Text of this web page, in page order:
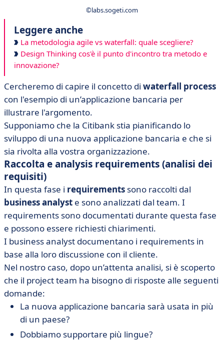
©labs.sogeti.com
Leggere anche
La metodologia agile vs waterfall: quale scegliere?
Design Thinking cos'è il punto d'incontro tra metodo e
innovazione?
Cercheremo di capire il concetto di waterfall process
con l'esempio di un’applicazione bancaria per
illustrare l'argomento.
Supponiamo che la Citibank stia pianificando lo
sviluppo di una nuova applicazione bancaria e che si
sia rivolta alla vostra organizzazione.
Raccolta e analysis requirements (analisi dei
requisiti)
In questa fase i requirements sono raccolti dal
business analyst e sono analizzati dal team. I
requirements sono documentati durante questa fase
e possono essere richiesti chiarimenti.
I business analyst documentano i requirements in
base alla loro discussione con il cliente.
Nel nostro caso, dopo un’attenta analisi, si è scoperto
che il project team ha bisogno di risposte alle seguenti
domande:
La nuova applicazione bancaria sarà usata in più
di un paese?
Dobbiamo supportare più lingue?